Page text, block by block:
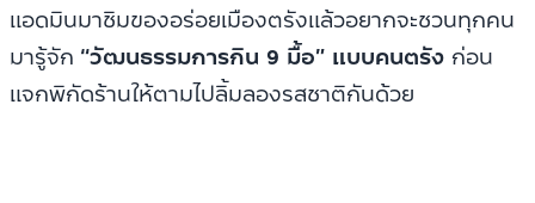
แอดมินมาชิมของอร่อยเมืองตรังแล้วอยากจะชวนทุกคน
มารู้จัก “วัฒนธรรมการกิน 9 มื้อ” แบบคนตรัง ก่อน
แจกพิกัดร้านให้ตามไปลิ้มลองรสชาติกันด้วย